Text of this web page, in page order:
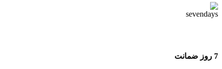
7 روز ضمانت